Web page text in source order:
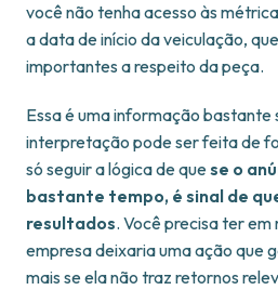
você não tenha acesso às
a data de início da veiculação,
importantes a respeito da peça.
Essa é uma informação bastante
interpretação pode ser feita de
só seguir a lógica de quese o
bastante tempo, é sinal de
resultados. Você precisa ter
empresa deixaria uma ação que
mais se ela não traz retornos